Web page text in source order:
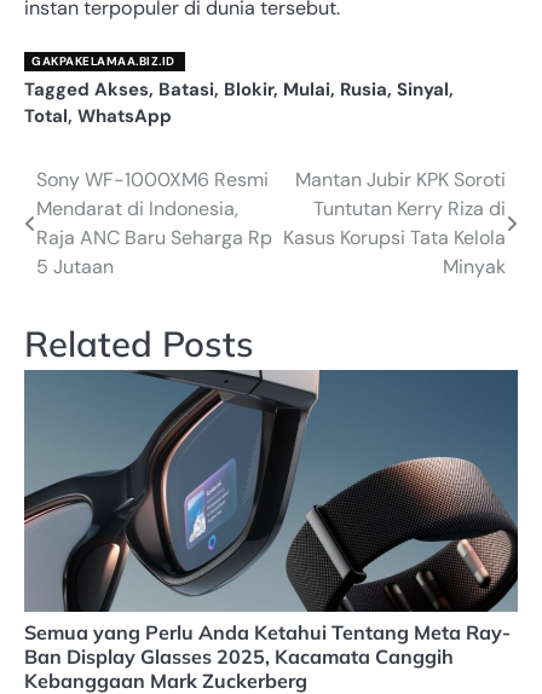
instan terpopuler di dunia tersebut.
GAKPAKELAMAA.BIZ.ID
Tagged Akses, Batasi, Blokir, Mulai, Rusia, Sinyal,
Total, WhatsApp
Navigasi
pos
Sony WF-1000XM6 Resmi
Mendarat di Indonesia,
Raja ANC Baru Seharga Rp
5 Jutaan
Mantan Jubir KPK Soroti
Tuntutan Kerry Riza di
Kasus Korupsi Tata Kelola
Minyak
Related Posts
Semua yang Perlu Anda Ketahui Tentang Meta Ray-
Ban Display Glasses 2025, Kacamata Canggih
Kebanggaan Mark Zuckerberg